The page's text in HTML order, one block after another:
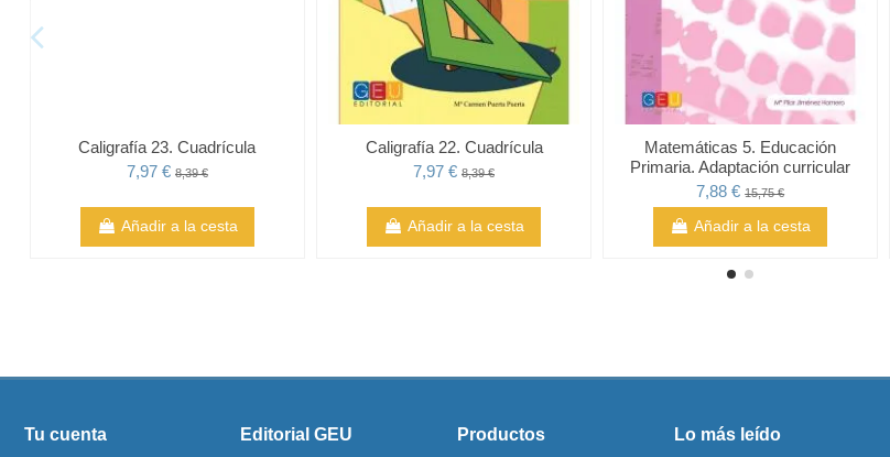
Caligrafía 23. Cuadrícula
7,97 € 8,39 €
Añadir a la cesta
Caligrafía 22. Cuadrícula
7,97 € 8,39 €
Añadir a la cesta
Matemáticas 5. Educación
Primaria. Adaptación curricular
7,88 €15,75 €
Añadir a la cesta
Tu cuenta Editorial GEU Productos Lo más leído